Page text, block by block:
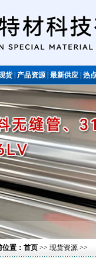
货|产品资源|最新供应|热
置： 首页 >> 现货资源 >>